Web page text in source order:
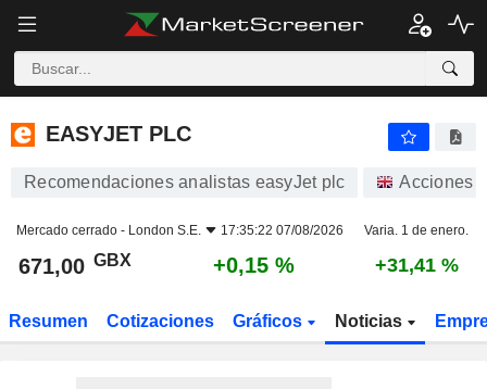
EASYJET PLC
EASYJET PLC
Recomendaciones analistas easyJet plc Acciones
Mercado cerrado - London S.E. 17:35:22 07/08/2026 Varia. 1 de enero.
671,00 GBX +0,15 % +31,41 %
Resumen Cotizaciones Gráficos Noticias